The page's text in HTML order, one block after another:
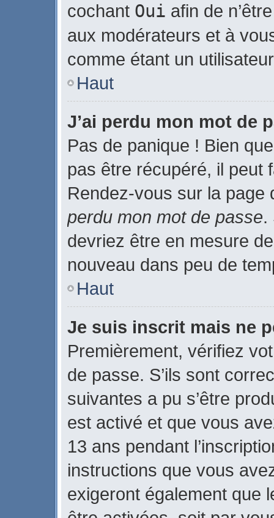
cochant Oui afin de
aux modérateurs et à
comme étant un
Haut
J’ai perdu mon mot de
Pas de panique ! Bien
pas être récupéré, il peut
Rendez-vous sur la
perdu mon mot de passe.
devriez être en mesure
nouveau dans peu de
Haut
Je suis inscrit mais ne
Premièrement, vérifiez
de passe. S’ils sont
suivantes a pu s’être
est activé et que vous
13 ans pendant
instructions que vous
exigeront également que